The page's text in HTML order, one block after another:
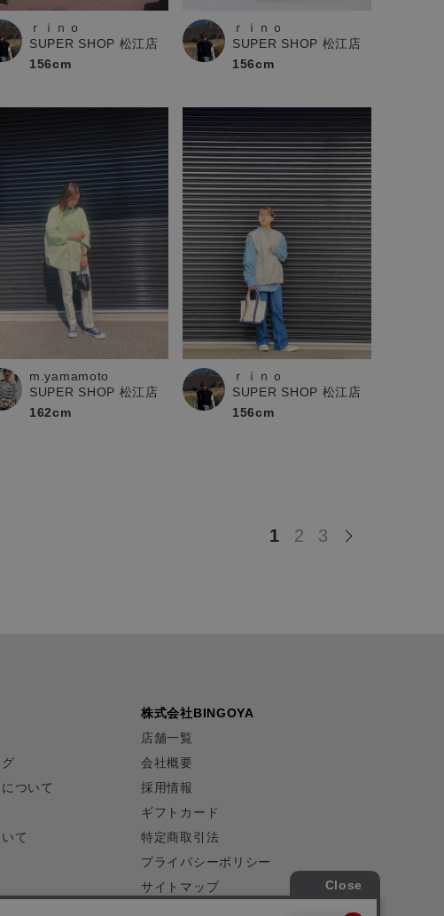
ｒｉｎｏ
SUPER SHOP 松江店
156cm
ｒｉｎｏ
SUPER SHOP 松江店
156cm
m.yamamoto
SUPER SHOP 松江店
162cm
ｒｉｎｏ
SUPER SHOP 松江店
156cm
1 2 3
ついて
て
株式会社BINGOYA
店舗一覧
会社概要
採用情報
ギフトカード
特定商取引法
プライバシーポリシー
サイトマップ